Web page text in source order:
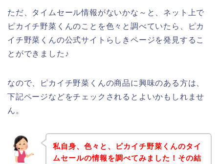
ただ、タイムセール情報がないかな～と、ネット上で
ピカイチ野菜くんのことを色々と調べていたら、ピカ
イチ野菜くんの公式サイトらしきページを発見するこ
とができました♪
なので、ピカイチ野菜くんの商品に興味のある方は、
下記ページなどをチェックされるとよいかもしれませ
ん。
私自身、色々と、ピカイチ野菜くんのタイ
ムセールの情報を調べてみました！その結